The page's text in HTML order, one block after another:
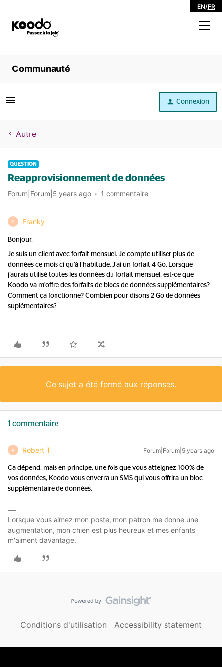
EN/FR
Magasiner
Libre service
Aide
Communauté
Connexion
Autre
QUESTION
Reapprovisionnement de données
Forum|Forum|5 years ago 1 commentaire
F Franky
Bonjour,
Je suis un client avec forfait mensuel. Je compte utiliser plus de
données ce mois ci qu’à l’habitude. J’ai un forfait 4 Go. Lorsque
j’aurais utilisé toutes les données du forfait mensuel, est-ce que
Koodo va m’offre des forfaits de blocs de données supplémentaires?
Comment ça fonctionne? Combien pour disons 2 Go de données
suplémentaires?
Ce sujet a été fermé aux réponses.
1 commentaire
R Robert T Forum|Forum|5 years ago
Ca dépend, mais en principe, une fois que vous atteignez 100% de
vos données, Koodo vous enverra un SMS qui vous offrira un bloc
supplémentaire de données.
Lorsque vous aimez mon poste, mon patron me donne une
augmentation, mon chien est plus heureux et mes enfants
m'aiment davantage.
Conditions d'utilisation Accessibility statement